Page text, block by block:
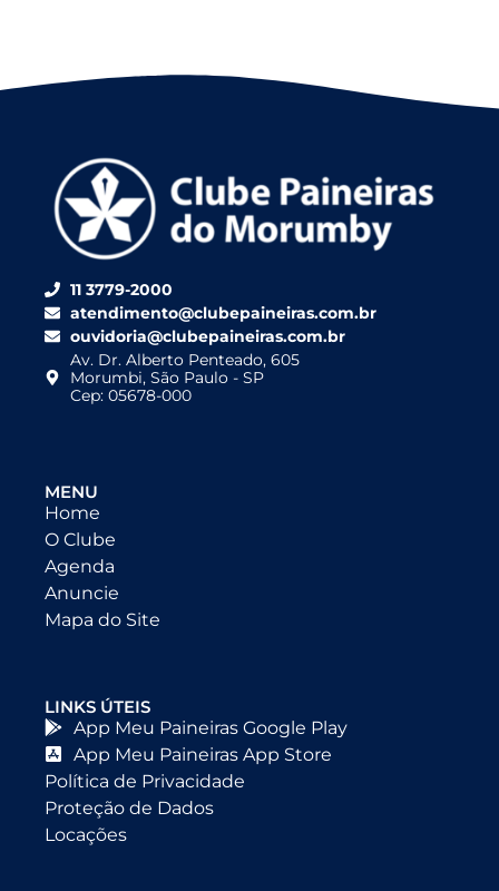
11 3779-2000
atendimento@clubepaineiras.com.br
ouvidoria@clubepaineiras.com.br
Av. Dr. Alberto Penteado, 605
Morumbi, São Paulo - SP
Cep: 05678-000
MENU
Home
O Clube
Agenda
Anuncie
Mapa do Site
LINKS ÚTEIS
App Meu Paineiras Google Play
App Meu Paineiras App Store
Política de Privacidade
Proteção de Dados
Locações